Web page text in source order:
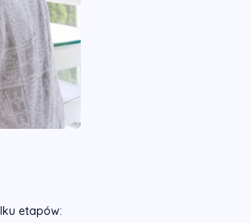
etapów: